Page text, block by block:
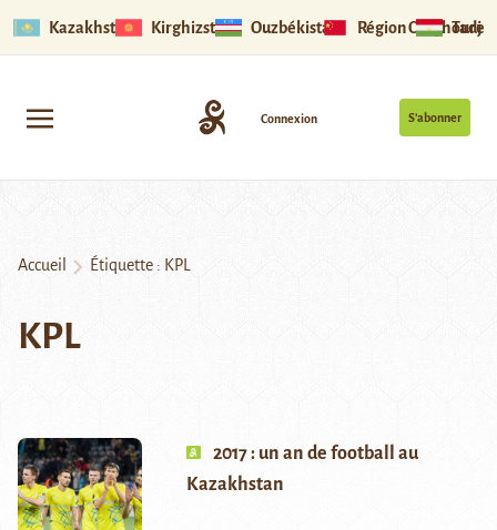
Kazakhstan Kirghizstan Ouzbékistan Région Ouïghoure
S’abonner
Connexion
Accueil Étiquette : KPL
KPL
2017 : un an de football au
Kazakhstan